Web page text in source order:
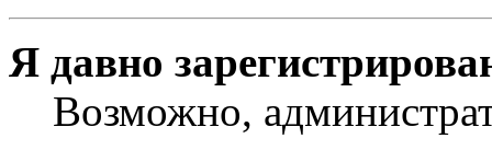
Я давно
Возможно,